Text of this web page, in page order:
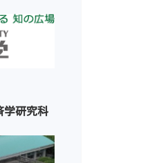
学研究科